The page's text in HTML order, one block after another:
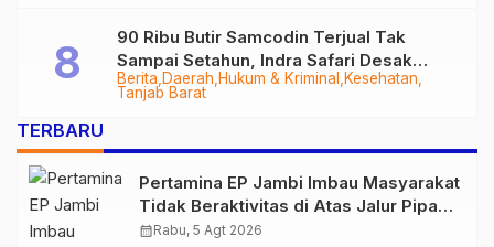
Berita Daerah Hukum & Kriminal
Kesehatan
Tanjab Barat
90 Ribu Butir Samcodin Terjual Tak
Sampai Setahun, Indra Safari Desak
Audit Menyeluruh
TERBARU
Pertamina EP Jambi Imbau Masyarakat
Tidak Beraktivitas di Atas Jalur Pipa
Migas Demi Keselamatan Bersama
calendar_monthRabu, 5 Agt 2026